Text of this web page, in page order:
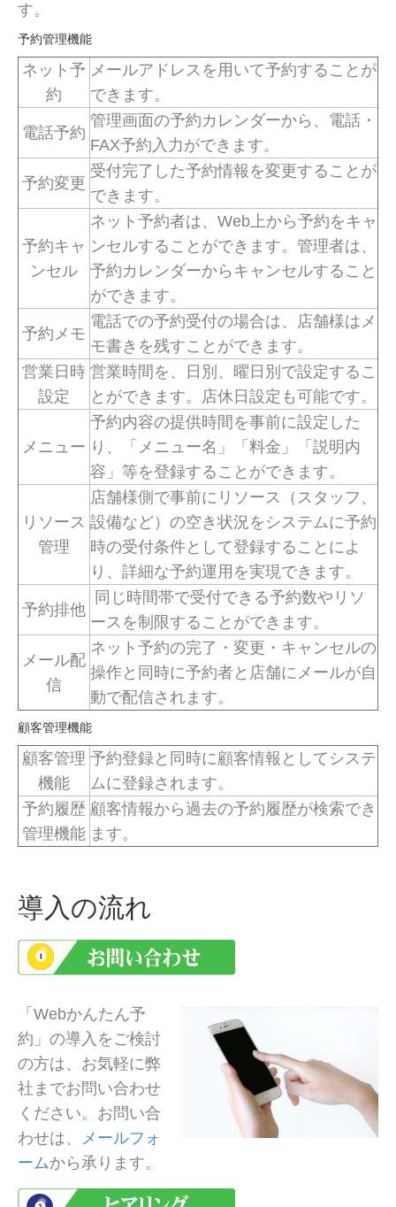
す。
予約管理機能
ネット予
約
メールアドレスを用いて予約することが
できます。
電話予約
管理画面の予約カレンダーから、電話・
FAX予約入力ができます。
予約変更
受付完了した予約情報を変更することが
できます。
予約キャ
ンセル
ネット予約者は、Web上から予約をキャ
ンセルすることができます。管理者は、
予約カレンダーからキャンセルすること
ができます。
予約メモ
電話での予約受付の場合は、店舗様はメ
モ書きを残すことができます。
営業日時
設定
営業時間を、日別、曜日別で設定するこ
とができます。店休日設定も可能です。
メニュー
予約内容の提供時間を事前に設定した
り、「メニュー名」「料金」「説明内
容」等を登録することができます。
リソース
管理
店舗様側で事前にリソース（スタッフ、
設備など）の空き状況をシステムに予約
時の受付条件として登録することによ
り、詳細な予約運用を実現できます。
予約排他
同じ時間帯で受付できる予約数やリソ
ースを制限することができます。
メール配
信
ネット予約の完了・変更・キャンセルの
操作と同時に予約者と店舗にメールが自
動で配信されます。
顧客管理機能
顧客管理
機能
予約登録と同時に顧客情報としてシステ
ムに登録されます。
予約履歴
管理機能
顧客情報から過去の予約履歴が検索でき
ます。
導入の流れ
「Webかんたん予
約」の導入をご検討
の方は、お気軽に弊
社までお問い合わせ
ください。お問い合
わせは、 メールフォ
ームから承ります。